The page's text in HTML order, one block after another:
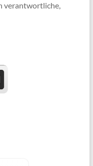
verantwortliche,